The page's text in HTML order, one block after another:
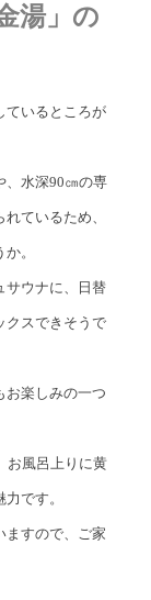
湯」の
ているところが
、水深90㎝の専
ているため、
。
サウナに、日替
クスできそうで
お楽しみの一つ
お風呂上りに黄
です。
ますので、ご家